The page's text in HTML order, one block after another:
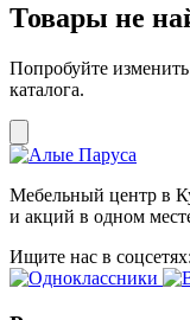
Товары не
Попробуйте
каталога.
Мебельный центр в
и акций в одном
Ищите нас в соцсетях: